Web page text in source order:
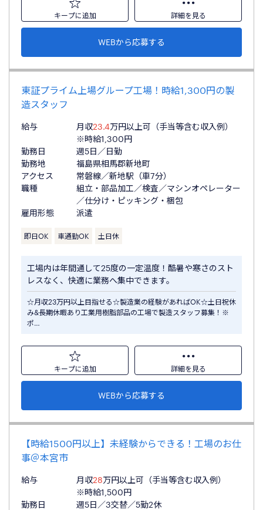
キープに追加 詳細を見る
WEBから応募する
東証プライム上場グループ工場！時給1,300円の製
造スタッフ
給与 月収23.4万円以上可（手当等含む収入例）
※時給1,300円
勤務日
週5日／日勤
勤務地
福島県相馬郡新地町
アクセス
常磐線／新地駅（車7分）
職種
組立・部品加工／検査／マシンオペレーター
／仕分け・ピッキング・梱包
雇用形態
派遣
即日OK 車通勤OK 土日休
工場内は年間通して25度の一定温度！酷暑や寒さのスト
レスなく、快適に業務へ集中できます。
☆月収23万円以上目指せる☆製造業の経験があればOK☆土日祝休
み&長期休暇あり工業用樹脂部品の工場で製造スタッフ募集！※
ポ…
キープに追加 詳細を見る
WEBから応募する
【時給1500円以上】未経験からできる！工場のお仕
事＠本宮市
給与 月収28万円以上可（手当等含む収入例）
※時給1,500円
勤務日
週5日／3交替／5勤2休